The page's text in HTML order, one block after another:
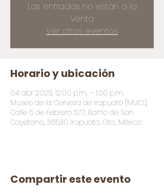
Las entradas no están a la
venta
Ver otros eventos
Horario y ubicación
04 abr 2025, 12:00 p.m. – 1:00 p.m.
Museo de la Cerveza de Irapuato (MUCI),
Calle 5 de Febrero 577, Barrio de San
Cayetano, 36530 Irapuato, Gto., México
Compartir este evento